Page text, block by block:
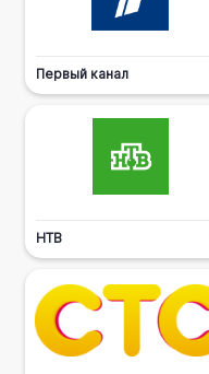
Первый канал
НТВ